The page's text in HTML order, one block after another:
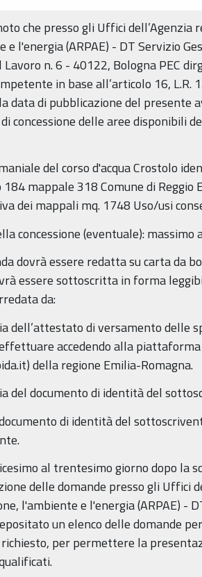
che presso gli Uffici dell’Agenzia
e l'energia (ARPAE) - DT Servizio
Lavoro n. 6 - 40122, Bologna PEC
in base all’articolo 16,
data di pubblicazione del presente
concessione delle aree disponibili
del corso d'acqua Crostolo
mappale 318 Comune di Reggio
dei mappali mq. 1748 Uso/usi
concessione (eventuale): massimo
dovrà essere redatta su carta da
essere sottoscritta in forma
da:
dell’attestato di versamento delle
accedendo alla
della regione Emilia-Romagna.
del documento di identità del
di identità del
al trentesimo giorno dopo la
delle domande presso gli Uffici
l'ambiente e l'energia (ARPAE) -
un elenco delle domande
per permettere la